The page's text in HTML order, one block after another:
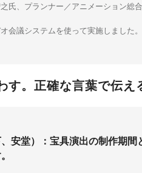
氏、プランナー／アニメーション総
会議システムを使って実施しました。
す。正確な言葉で伝え
安堂）：宝具演出の制作期間